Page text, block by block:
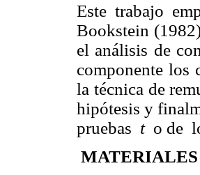
Este trabajo
Bookstein
el análisis de
componente los
la técnica de
hipótesis y
pruebas t o de
MATERIALES